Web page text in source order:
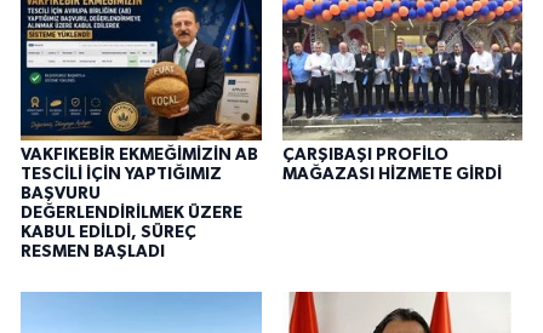
VAKFIKEBİR EKMEĞİMİZİN AB
TESCİLİ İÇİN YAPTIĞIMIZ
BAŞVURU
DEĞERLENDİRİLMEK ÜZERE
KABUL EDİLDİ, SÜREÇ
RESMEN BAŞLADI
ÇARŞIBAŞI PROFİLO
MAĞAZASI HİZMETE GİRDİ